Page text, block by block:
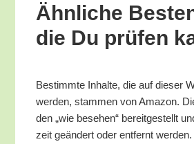
Ähn­li­che
die Du prü­fen
Bestimm­te Inhal­te, die auf die­ser
wer­den, stam­men von Ama­zon.
den „wie bese­hen“ bereit­ge­stellt
zeit geän­dert oder ent­fernt